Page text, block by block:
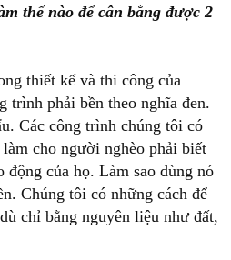
thế nào để cân bằng được 2
thiết kế và thi công của
trình phải bền theo nghĩa đen.
Các công trình chúng tôi có
cho người nghèo phải biết
của họ. Làm sao dùng nó
Chúng tôi có những cách để
chỉ bằng nguyên liệu như đất,